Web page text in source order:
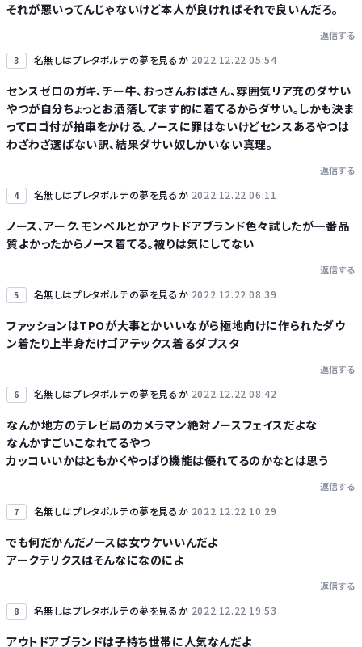
それが悪いってんじゃないけど本人が良ければそれで良いんだろ。
返信する
3 名無しはプレタポルテの夢を見るか 2022.12.22 05:54
センスゼロのガキ、チー牛、おっさんおばさん、雰囲気リア充のダサい
やつが自分ちょっとお洒落してます的に着てるからダサい。しかも決ま
ってロゴ付が拍車をかける。ノースに罪はないけどセンスあるやつは
わざわざ選ばない訳、結果ダサい奴しかいない真理。
返信する
4 名無しはプレタポルテの夢を見るか 2022.12.22 06:11
ノース、アーク、モンベルとかアウトドアブランド色々試したが一番品
質よかったからノース着てる。被りは気にしてない
返信する
5 名無しはプレタポルテの夢を見るか 2022.12.22 08:39
ファッションはTPOが大事とかいいながら極地向けに作られたダウ
ン着たり上半身だけゴアテックス着るダブスタ
返信する
6 名無しはプレタポルテの夢を見るか 2022.12.22 08:42
なんか地方のテレビ局のカメラマン絶対ノースフェイスだよな
なんかすごいこなれてるやつ
カッコいいかはともかくやっぱり機能は優れてるのかなとは思う
返信する
7 名無しはプレタポルテの夢を見るか 2022.12.22 10:29
でも何だかんだノースは女ウケいいんだよ
アークテリクスはそんなになのによ
返信する
8 名無しはプレタポルテの夢を見るか 2022.12.22 19:53
アウトドアブランドは子持ち世帯に人気なんだよ